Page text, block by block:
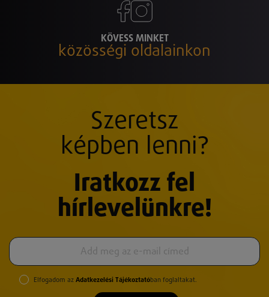
KÖVESS MINKET
közösségi oldalainkon
Szeretsz
képben lenni?
Iratkozz fel
hírlevelünkre!
Elfogadom az Adatkezelési Tájékoztatóban foglaltakat.